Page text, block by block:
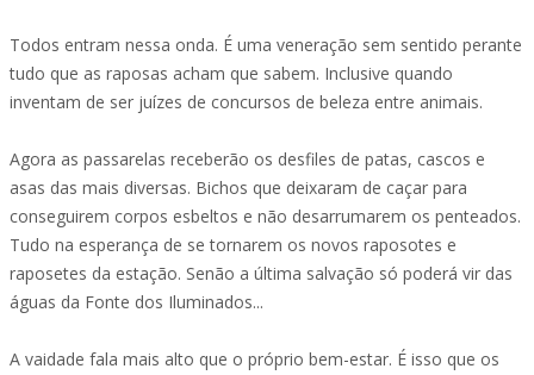
Todos entram nessa onda. É uma veneração sem sentido perante
tudo que as raposas acham que sabem. Inclusive quando
inventam de ser juízes de concursos de beleza entre animais.
Agora as passarelas receberão os desfiles de patas, cascos e
asas das mais diversas. Bichos que deixaram de caçar para
conseguirem corpos esbeltos e não desarrumarem os penteados.
Tudo na esperança de se tornarem os novos raposotes e
raposetes da estação. Senão a última salvação só poderá vir das
águas da Fonte dos Iluminados...
A vaidade fala mais alto que o próprio bem-estar. É isso que os